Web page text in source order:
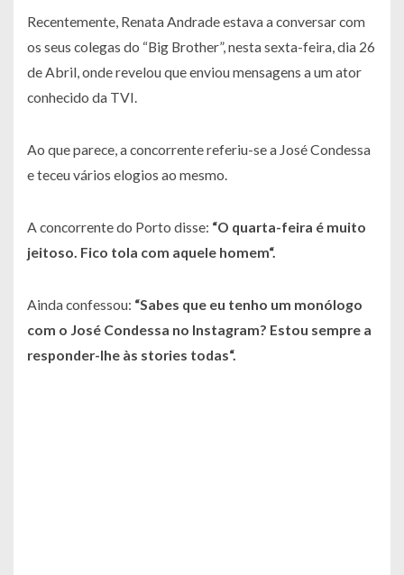
Recentemente, Renata Andrade estava a conversar com
os seus colegas do “Big Brother”, nesta sexta-feira, dia 26
de Abril, onde revelou que enviou mensagens a um ator
conhecido da TVI.
Ao que parece, a concorrente referiu-se a José Condessa
e teceu vários elogios ao mesmo.
A concorrente do Porto disse: “O quarta-feira é muito
jeitoso. Fico tola com aquele homem“.
Ainda confessou: “Sabes que eu tenho um monólogo
com o José Condessa no Instagram? Estou sempre a
responder-lhe às stories todas“.